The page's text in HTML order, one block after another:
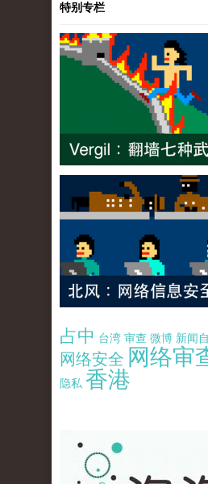
特别专栏
占中 台湾 审查 微博 新闻
网络安全 网络审
隐私 香港
pao-pao-banner-